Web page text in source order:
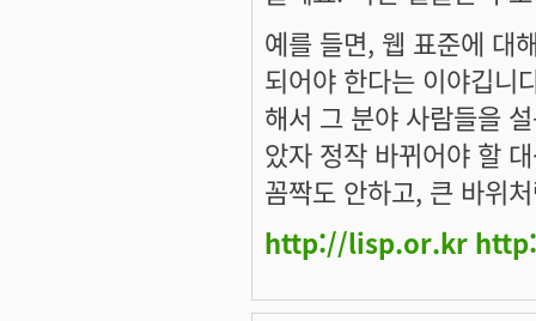
예를 들면, 웹 표준에 대
되어야 한다는 이야깁니
해서 그 분야 사람들을
았자 정작 바뀌어야 할
꼼짝도 안하고, 큰 바위
http://lisp.or.kr